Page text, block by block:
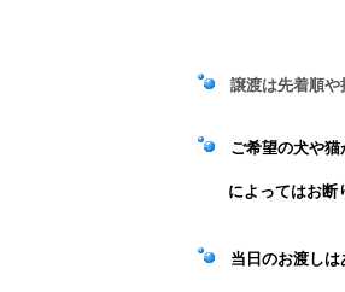
譲渡は先着順や
ご希望の犬や猫
によってはお断り
当日のお渡しは